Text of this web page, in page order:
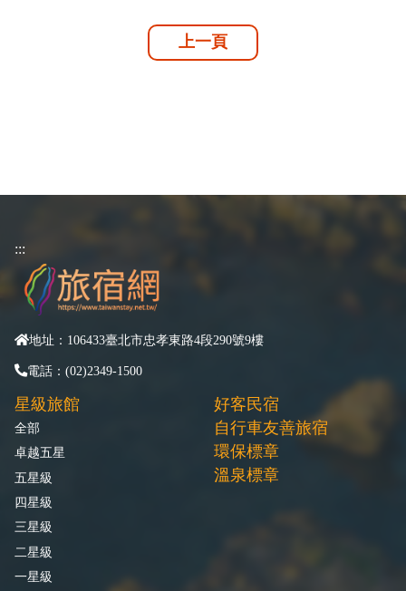
上一頁
:::
地址：106433臺北市忠孝東路4段290號9樓
電話：(02)2349-1500
星級旅館
全部
卓越五星
五星級
四星級
三星級
二星級
一星級
好客民宿
自行車友善旅宿
環保標章
溫泉標章